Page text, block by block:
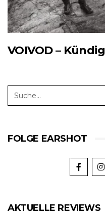
VOIVOD –
FOLGE EARSHOT
AKTUELLE REVIEWS